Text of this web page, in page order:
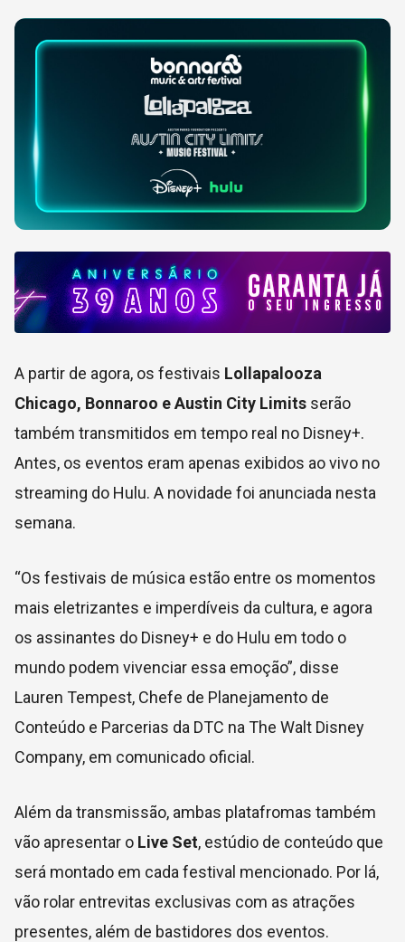
A partir de agora, os festivais Lollapalooza
Chicago, Bonnaroo e Austin City Limits serão
também transmitidos em tempo real no Disney+.
Antes, os eventos eram apenas exibidos ao vivo no
streaming do Hulu. A novidade foi anunciada nesta
semana.
“Os festivais de música estão entre os momentos
mais eletrizantes e imperdíveis da cultura, e agora
os assinantes do Disney+ e do Hulu em todo o
mundo podem vivenciar essa emoção”, disse
Lauren Tempest, Chefe de Planejamento de
Conteúdo e Parcerias da DTC na The Walt Disney
Company, em comunicado oficial.
Além da transmissão, ambas platafromas também
vão apresentar o Live Set, estúdio de conteúdo que
será montado em cada festival mencionado. Por lá,
vão rolar entrevitas exclusivas com as atrações
presentes, além de bastidores dos eventos.